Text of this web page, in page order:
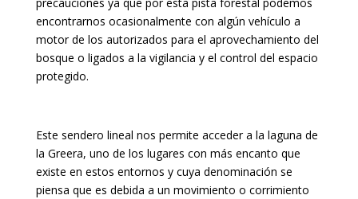
encontrarnos ocasionalmente con algún vehículo a
motor de los autorizados para el aprovechamiento del
bosque o ligados a la vigilancia y el control del espacio
protegido.
Este sendero lineal nos permite acceder a la laguna de
la Greera, uno de los lugares con más encanto que
existe en estos entornos y cuya denominación se
piensa que es debida a un movimiento o corrimiento